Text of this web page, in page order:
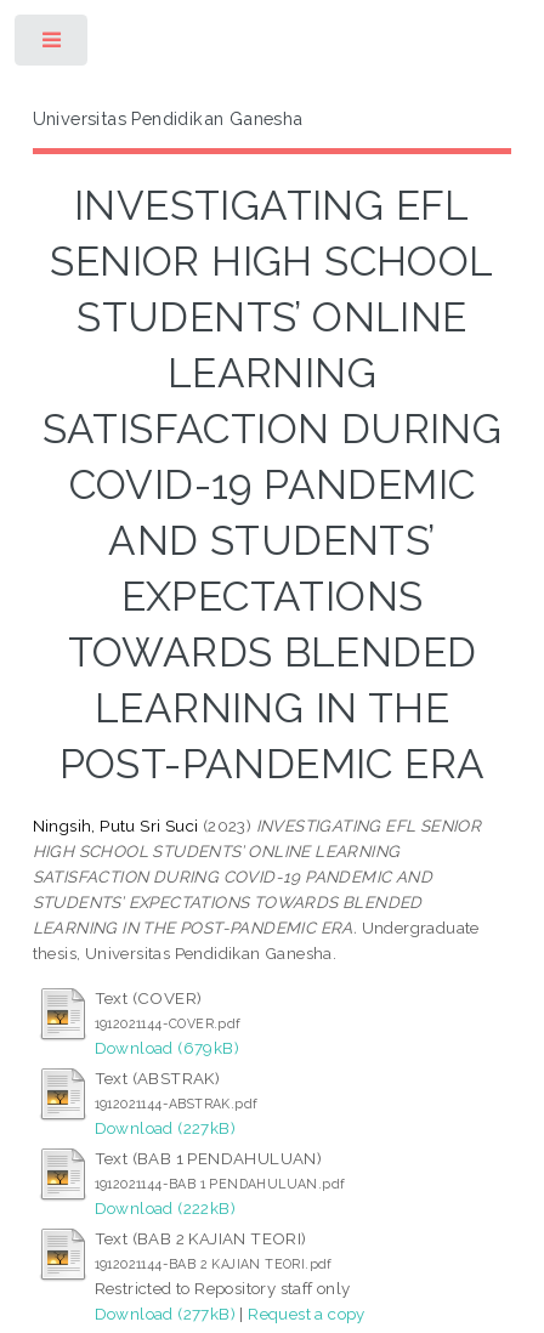
Universitas Pendidikan Ganesha
INVESTIGATING EFL
SENIOR HIGH SCHOOL
STUDENTS’ ONLINE
LEARNING
SATISFACTION DURING
COVID-19 PANDEMIC
AND STUDENTS’
EXPECTATIONS
TOWARDS BLENDED
LEARNING IN THE
POST-PANDEMIC ERA
Ningsih, Putu Sri Suci (2023) INVESTIGATING EFL SENIOR
HIGH SCHOOL STUDENTS’ ONLINE LEARNING
SATISFACTION DURING COVID-19 PANDEMIC AND
STUDENTS’ EXPECTATIONS TOWARDS BLENDED
LEARNING IN THE POST-PANDEMIC ERA. Undergraduate
thesis, Universitas Pendidikan Ganesha.
Text (COVER)
1912021144-COVER.pdf
Download (679kB)
Text (ABSTRAK)
1912021144-ABSTRAK.pdf
Download (227kB)
Text (BAB 1 PENDAHULUAN)
1912021144-BAB 1 PENDAHULUAN.pdf
Download (222kB)
Text (BAB 2 KAJIAN TEORI)
1912021144-BAB 2 KAJIAN TEORI.pdf
Restricted to Repository staff only
Download (277kB) | Request a copy